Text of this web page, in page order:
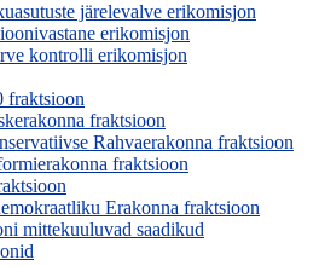
järelevalve erikomisjon
erikomisjon
kontrolli erikomisjon
fraktsioon
fraktsioon
Rahvaerakonna fraktsioon
fraktsioon
Erakonna fraktsioon
mittekuuluvad saadikud